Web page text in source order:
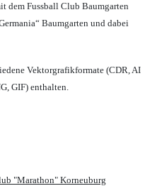
dem Fussball Club Baumgarten
Baumgarten und dabei
Vektorgrafikformate (CDR, AI
GIF) enthalten.
"Marathon" Korneuburg